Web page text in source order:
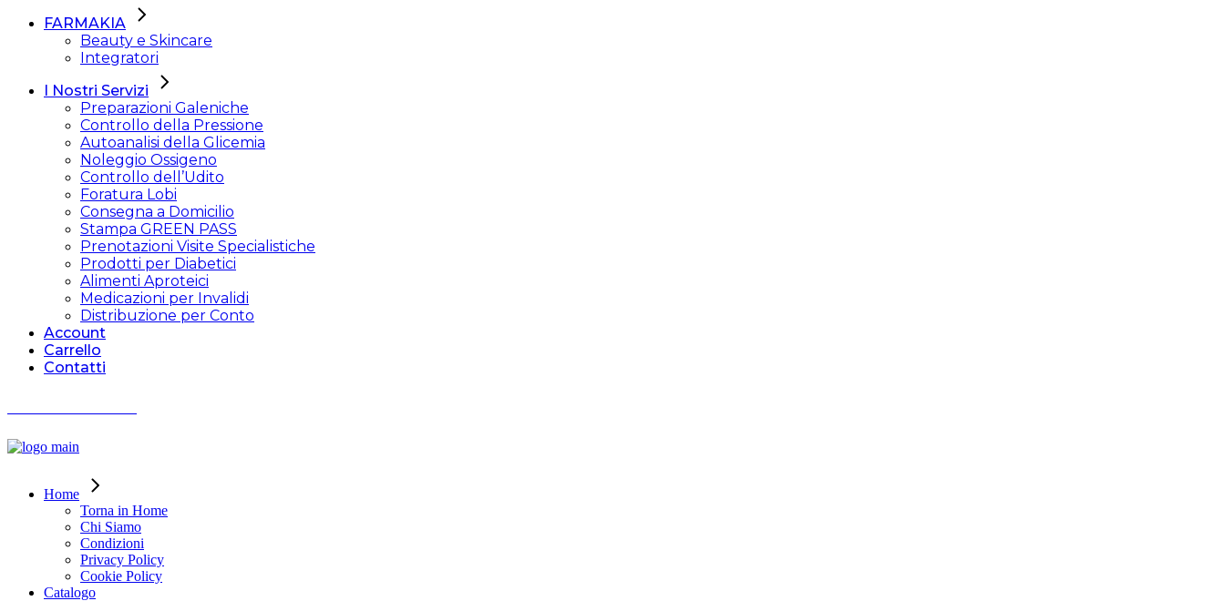
FARMAKIA
Beauty e Skincare
Integratori
I Nostri Servizi
Preparazioni Galeniche
Controllo della Pressione
Autoanalisi della Glicemia
Noleggio Ossigeno
Controllo dell’Udito
Foratura Lobi
Consegna a Domicilio
Stampa GREEN PASS
Prenotazioni Visite Specialistiche
Prodotti per Diabetici
Alimenti Aproteici
Medicazioni per Invalidi
Distribuzione per Conto
Account
Carrello
Contatti
Home
Torna in Home
Chi Siamo
Condizioni
Privacy Policy
Cookie Policy
Catalogo